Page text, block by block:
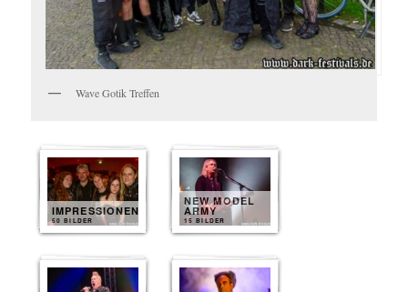
Wave Gotik Treffen
IMPRESSIONEN
50 BILDER
NEW MODEL
ARMY
15 BILDER